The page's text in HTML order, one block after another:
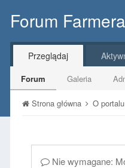
Forum Farmera
Przeglądaj
Forum Galeria
Strona główna O
Nie wymagane: